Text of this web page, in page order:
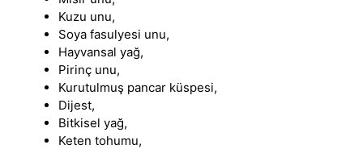
Kuzu unu,
Soya fasulyesi unu,
Hayvansal yağ,
Pirinç unu,
Kurutulmuş pancar küspesi,
Dijest,
Bitkisel yağ,
Keten tohumu,